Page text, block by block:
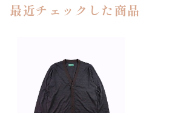
最近チェックした商品